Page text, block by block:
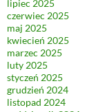
lipiec 2025
czerwiec 2025
maj 2025
kwiecień 2025
marzec 2025
luty 2025
styczeń 2025
grudzień 2024
listopad 2024